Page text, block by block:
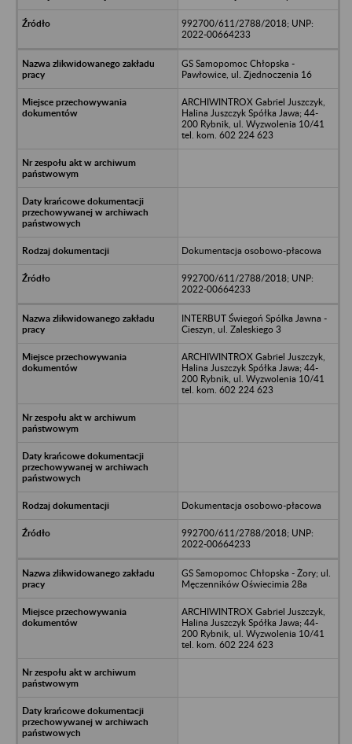
992700/611/2788/2018; UNP:
2022-00664233
GS Samopomoc Chłopska -
Pawłowice, ul. Zjednoczenia 16
ARCHIWINTROX Gabriel Juszczyk,
Halina Juszczyk Spółka Jawa; 44-
200 Rybnik, ul. Wyzwolenia 10/41
tel. kom. 602 224 623
Dokumentacja osobowo-płacowa
992700/611/2788/2018; UNP:
2022-00664233
INTERBUT Świegoń Spólka Jawna -
Cieszyn, ul. Zaleskiego 3
ARCHIWINTROX Gabriel Juszczyk,
Halina Juszczyk Spółka Jawa; 44-
200 Rybnik, ul. Wyzwolenia 10/41
tel. kom. 602 224 623
Dokumentacja osobowo-płacowa
992700/611/2788/2018; UNP:
2022-00664233
GS Samopomoc Chłopska - Żory; ul.
Męczenników Oświecimia 28a
ARCHIWINTROX Gabriel Juszczyk,
Halina Juszczyk Spółka Jawa; 44-
200 Rybnik, ul. Wyzwolenia 10/41
tel. kom. 602 224 623